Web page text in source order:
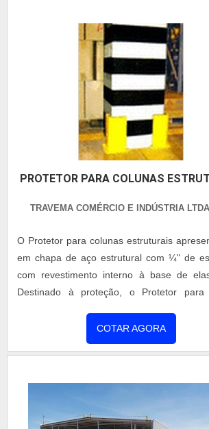
PROTETOR PARA COLUNAS
TRAVEMA COMÉRCIO E INDÚSTRIA LTDA
O Protetor para colunas estruturais
em chapa de aço estrutural com ¼" de
com revestimento interno à base de
Destinado à proteção, o Protetor para
empilhadeiras e carros de
equipamento muito útil e com ótimo custo
COTAR AGORA